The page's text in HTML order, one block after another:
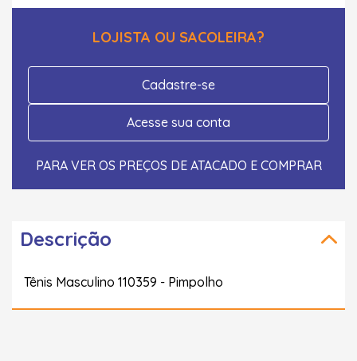
LOJISTA OU SACOLEIRA?
Cadastre-se
Acesse sua conta
PARA VER OS PREÇOS DE ATACADO E COMPRAR
Descrição
Tênis Masculino 110359 - Pimpolho